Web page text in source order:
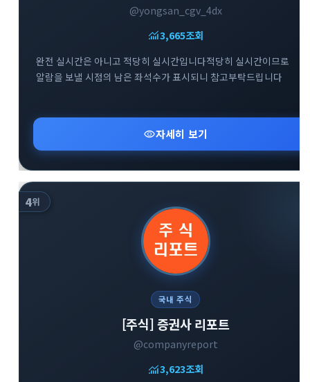
@yongsan_cgv_4dx
monitoring3,665조회
완전 실시간은 아니고 적당히 실시간입니다적당히 실시간이므로
알람을 보낼 시점의 남은 좌석수가 표시되니 참고부탁드립니다
visibility자세히 보기
4위
국내 주식
[주식] 증권사 리포트
@companyreport
monitoring3,623조회